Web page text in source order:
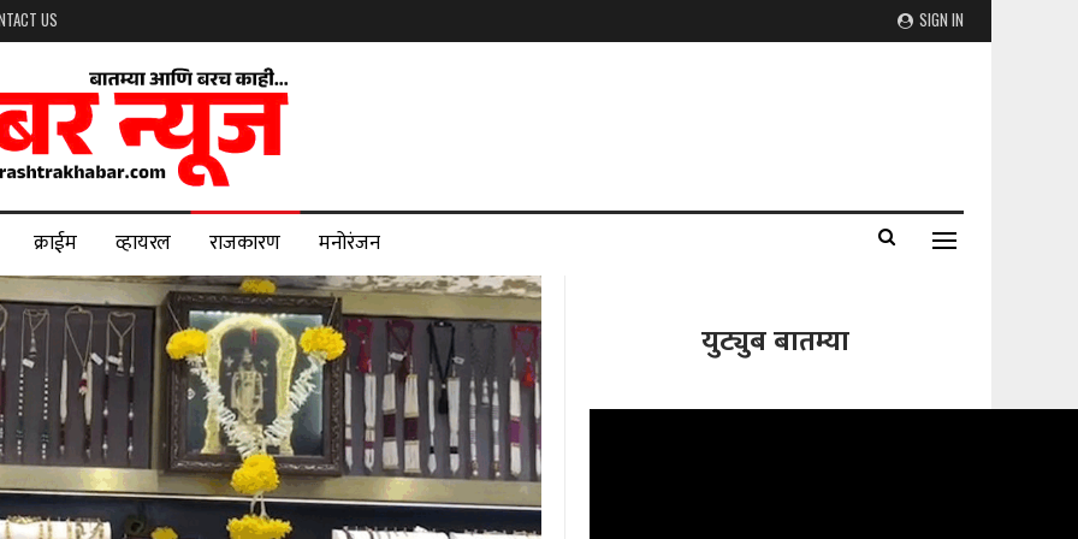
SIGN IN
US
क्राईम व्हायरल राजकारण मनोरंजन
युट्युब बातम्या